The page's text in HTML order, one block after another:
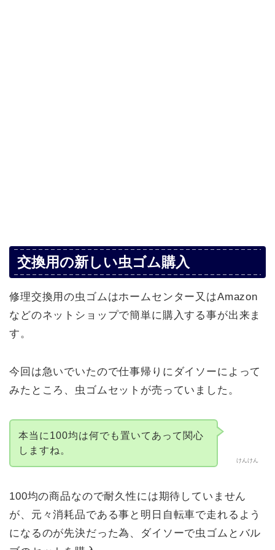
交換用の新しい虫ゴム購入
修理交換用の虫ゴムはホームセンター又はAmazon
などのネットショップで簡単に購入する事が出来ま
す。
今回は急いでいたので仕事帰りにダイソーによって
みたところ、虫ゴムセットが売っていました。
けんけん
本当に100均は何でも置いてあって関心
しますね。
100均の商品なので耐久性には期待していません
が、元々消耗品である事と明日自転車で走れるよう
になるのが先決だった為、ダイソーで虫ゴムとバル